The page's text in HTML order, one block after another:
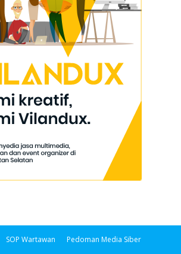
SOP Wartawan Pedoman Media Siber